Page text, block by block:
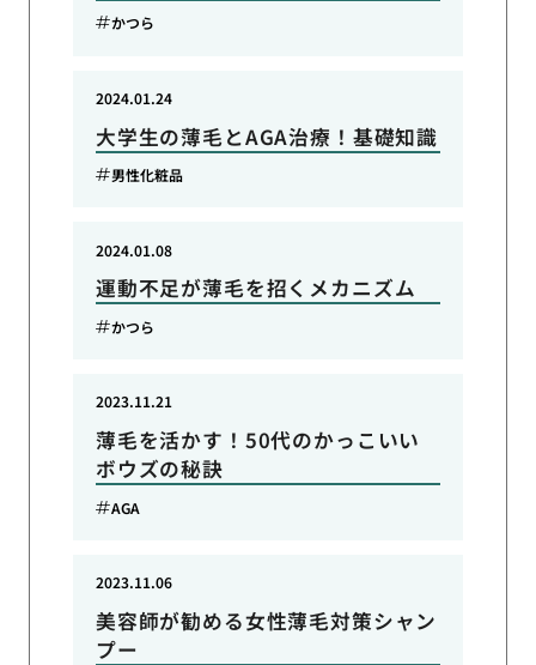
かつら
大学生の薄毛とAGA治療！基礎知識
2024.01.24
男性化粧品
運動不足が薄毛を招くメカニズム
2024.01.08
かつら
薄毛を活かす！50代のかっこいい
ボウズの秘訣
2023.11.21
AGA
美容師が勧める女性薄毛対策シャン
プー
2023.11.06